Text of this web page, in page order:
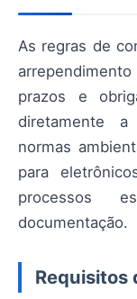
As regras de
prazos e
diretamente
normas
para
processos
documentação.
Requisitos